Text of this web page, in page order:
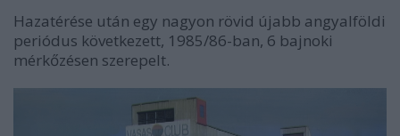
Hazatérése után egy nagyon rövid újabb angyalföldi
periódus következett, 1985/86-ban, 6 bajnoki
mérkőzésen szerepelt.